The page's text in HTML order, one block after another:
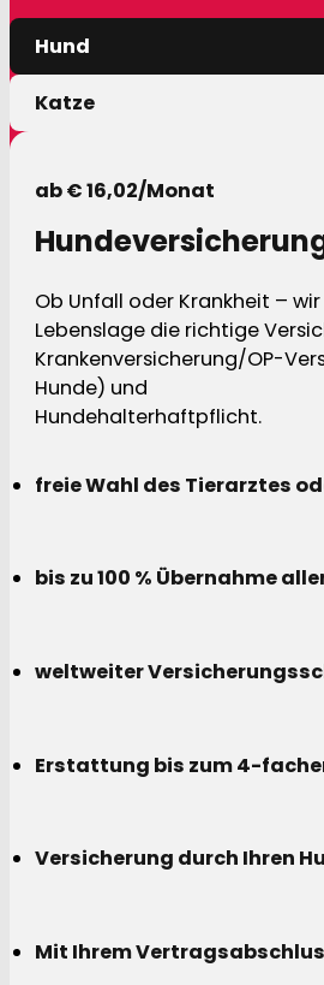
Hund
Katze
ab € 16,02/Monat
Ob Unfall oder Krankheit –
Lebenslage die richtige
Krankenversicherung/OP-
Hunde) und
Hundehalterhaftpflicht.
freie Wahl des Tierarztes
bis zu 100 % Übernahme
weltweiter
Erstattung bis zum 4-
Versicherung durch Ihren
Mit Ihrem